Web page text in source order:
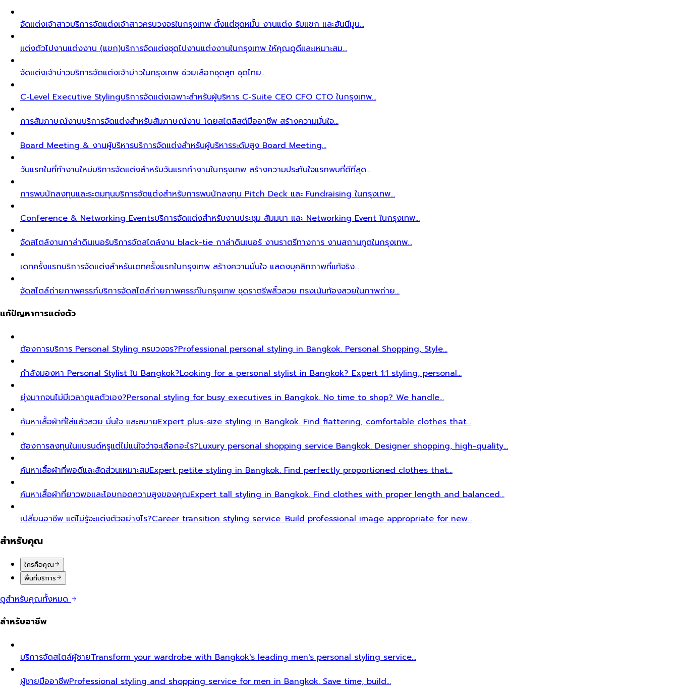
จัดแต่งเจ้าสาวบริการจัดแต่งเจ้าสาวครบวงจรในกรุงเทพ ตั้งแต่ชุดหมั้น งานแต่ง รับแขก และฮันนีมูน…
แต่งตัวไปงานแต่งงาน (แขก)บริการจัดแต่งชุดไปงานแต่งงานในกรุงเทพ ให้คุณดูดีและเหมาะสม…
จัดแต่งเจ้าบ่าวบริการจัดแต่งเจ้าบ่าวในกรุงเทพ ช่วยเลือกชุดสูท ชุดไทย…
C-Level Executive Stylingบริการจัดแต่งเฉพาะสำหรับผู้บริหาร C-Suite CEO CFO CTO ในกรุงเทพ…
การสัมภาษณ์งานบริการจัดแต่งสำหรับสัมภาษณ์งาน โดยสไตลิสต์มืออาชีพ สร้างความมั่นใจ…
Board Meeting & งานผู้บริหารบริการจัดแต่งสำหรับผู้บริหารระดับสูง Board Meeting…
วันแรกในที่ทำงานใหม่บริการจัดแต่งสำหรับวันแรกทำงานในกรุงเทพ สร้างความประทับใจแรกพบที่ดีที่สุด…
การพบนักลงทุนและระดมทุนบริการจัดแต่งสำหรับการพบนักลงทุน Pitch Deck และ Fundraising ในกรุงเทพ…
Conference & Networking Eventsบริการจัดแต่งสำหรับงานประชุม สัมมนา และ Networking Event ในกรุงเทพ…
จัดสไตล์งานกาล่าดินเนอร์บริการจัดสไตล์งาน black-tie กาล่าดินเนอร์ งานราตรีทางการ งานสถานทูตในกรุงเทพ…
เดทครั้งแรกบริการจัดแต่งสำหรับเดทครั้งแรกในกรุงเทพ สร้างความมั่นใจ แสดงบุคลิกภาพที่แท้จริง…
จัดสไตล์ถ่ายภาพครรภ์บริการจัดสไตล์ถ่ายภาพครรภ์ในกรุงเทพ ชุดราตรีพลิ้วสวย ทรงเน้นท้องสวยในภาพถ่าย…
แก้ปัญหาการแต่งตัว
ต้องการบริการ Personal Styling ครบวงจร?Professional personal styling in Bangkok. Personal Shopping, Style…
กำลังมองหา Personal Stylist ใน Bangkok?Looking for a personal stylist in Bangkok? Expert 1:1 styling, personal…
ยุ่งมากจนไม่มีเวลาดูแลตัวเอง?Personal styling for busy executives in Bangkok. No time to shop? We handle…
ค้นหาเสื้อผ้าที่ใส่แล้วสวย มั่นใจ และสบายExpert plus-size styling in Bangkok. Find flattering, comfortable clothes that…
ต้องการลงทุนในแบรนด์หรูแต่ไม่แน่ใจว่าจะเลือกอะไร?Luxury personal shopping service Bangkok. Designer shopping, high-quality…
ค้นหาเสื้อผ้าที่พอดีและสัดส่วนเหมาะสมExpert petite styling in Bangkok. Find perfectly proportioned clothes that…
ค้นหาเสื้อผ้าที่ยาวพอและโอบกอดความสูงของคุณExpert tall styling in Bangkok. Find clothes with proper length and balanced…
เปลี่ยนอาชีพ แต่ไม่รู้จะแต่งตัวอย่างไร?Career transition styling service. Build professional image appropriate for new…
สำหรับคุณ
ใครคือคุณ
พื้นที่บริการ
ดูสำหรับคุณทั้งหมด
สำหรับอาชีพ
บริการจัดสไตล์ผู้ชายTransform your wardrobe with Bangkok's leading men's personal styling service…
ผู้ชายมืออาชีพProfessional styling and shopping service for men in Bangkok. Save time, build…